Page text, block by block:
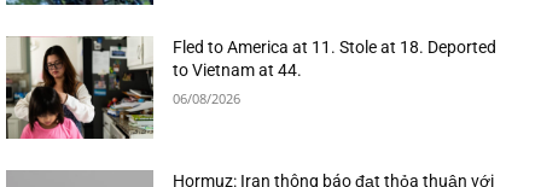
Fled to America at 11. Stole at 18. Deported
to Vietnam at 44.
06/08/2026
Hormuz: Iran thông báo đạt thỏa thuận với